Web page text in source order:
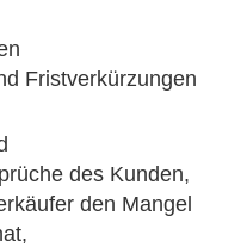
Fristverkürzungen
des Kunden,
den Mangel